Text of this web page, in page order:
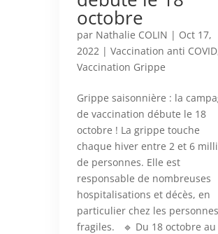
octobre
par Nathalie COLIN | Oct 17,
2022| Vaccination anti COVID
Vaccination Grippe
Grippe saisonnière : la
de vaccination débute le 18
octobre ! La grippe touche
chaque hiver entre 2 et 6
de personnes. Elle est
responsable de nombreuses
hospitalisations et décès, en
particulier chez les personnes
fragiles. 🔹 Du 18 octobre au